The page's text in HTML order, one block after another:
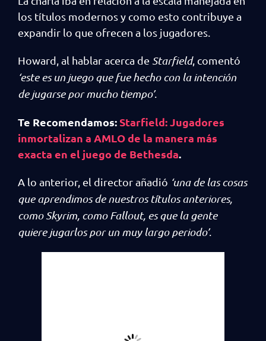
los títulos modernos y como esto contribuye a
expandir lo que ofrecen a los jugadores.
Howard, al hablar acerca de Starfield, comentó
‘este es un juego que fue hecho con la intención
de jugarse por mucho tiempo’.
Te Recomendamos:Starfield: Jugadores
inmortalizan a AMLO de la manera más
exacta en el juego de Bethesda.
A lo anterior, el director añadió ‘una de las cosas
que aprendimos de nuestros títulos anteriores,
como Skyrim, como Fallout, es que la gente
quiere jugarlos por un muy largo periodo’.